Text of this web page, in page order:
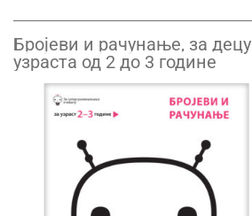
Бројеви и рачунање, за децу
узраста од 2 до 3 године